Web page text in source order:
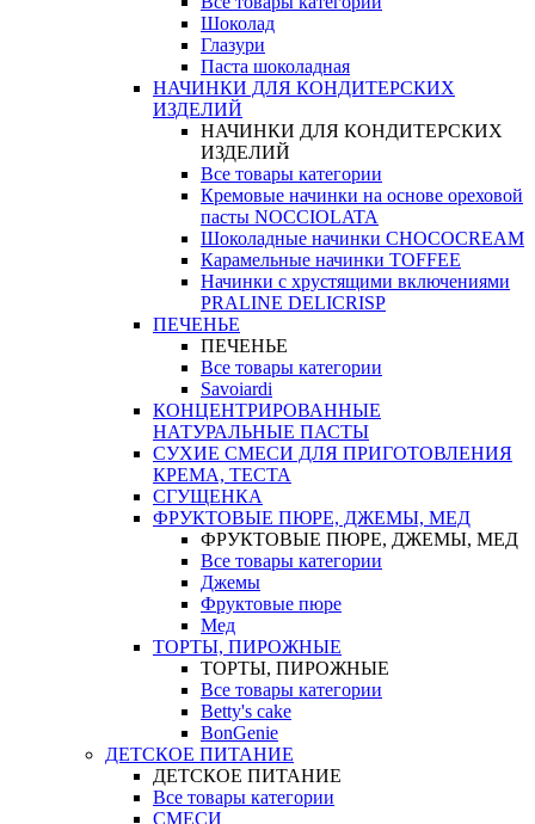
Шоколад
Глазури
Паста шоколадная
НАЧИНКИ ДЛЯ КОНДИТЕРСКИХ
ИЗДЕЛИЙ
НАЧИНКИ ДЛЯ КОНДИТЕРСКИХ
ИЗДЕЛИЙ
Все товары категории
Кремовые начинки на основе ореховой
пасты NOCCIOLATA
Шоколадные начинки CHOCOCREAM
Карамельные начинки TOFFEE
Начинки с хрустящими включениями
PRALINE DELICRISP
ПЕЧЕНЬЕ
ПЕЧЕНЬЕ
Все товары категории
Savoiardi
КОНЦЕНТРИРОВАННЫЕ
НАТУРАЛЬНЫЕ ПАСТЫ
СУХИЕ СМЕСИ ДЛЯ ПРИГОТОВЛЕНИЯ
КРЕМА, ТЕСТА
СГУЩЕНКА
ФРУКТОВЫЕ ПЮРЕ, ДЖЕМЫ, МЕД
ФРУКТОВЫЕ ПЮРЕ, ДЖЕМЫ, МЕД
Все товары категории
Джемы
Фруктовые пюре
Мед
ТОРТЫ, ПИРОЖНЫЕ
ТОРТЫ, ПИРОЖНЫЕ
Все товары категории
Betty's cake
BonGenie
ДЕТСКОЕ ПИТАНИЕ
ДЕТСКОЕ ПИТАНИЕ
Все товары категории
СМЕСИ